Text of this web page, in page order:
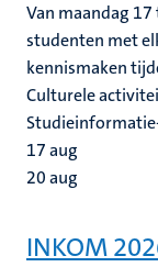
Van maandag
studenten met
kennismaken
Culturele
17aug
20aug
INKOM